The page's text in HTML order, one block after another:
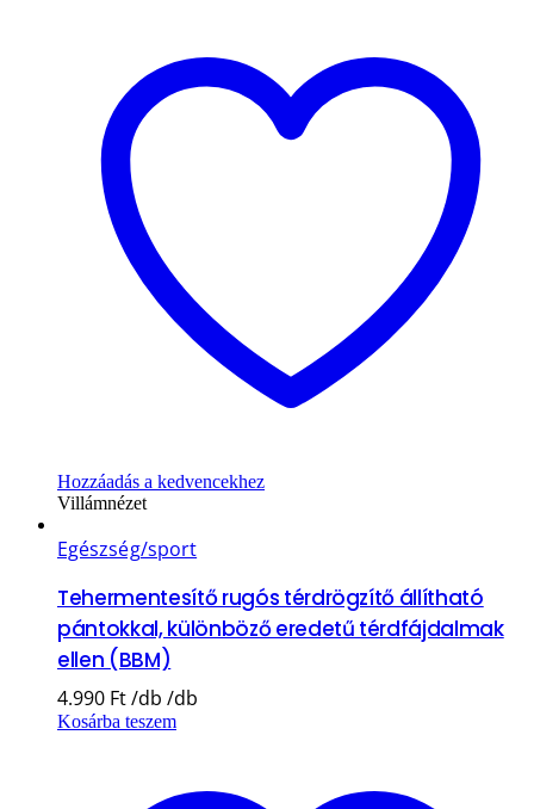
Hozzáadás a kedvencekhez
Villámnézet
Egészség/sport
Tehermentesítő rugós térdrögzítő állítható
pántokkal, különböző eredetű térdfájdalmak
ellen (BBM)
4.990 Ft
Kosárba teszem